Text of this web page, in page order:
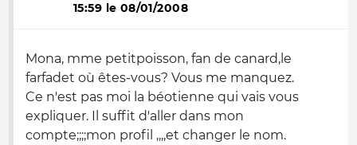
15:59 le 08/01/2008
Mona, mme petitpoisson, fan de canard,le
farfadet où êtes-vous? Vous me manquez.
Ce n'est pas moi la béotienne qui vais vous
expliquer. Il suffit d'aller dans mon
compte;;;;mon profil ,,,,et changer le nom.